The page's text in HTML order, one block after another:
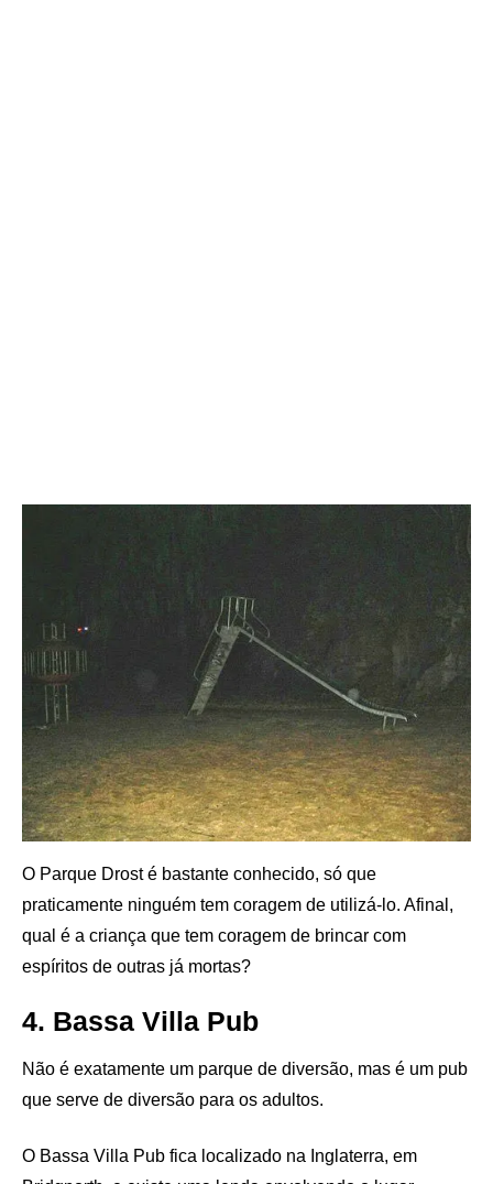
O Parque Drost é bastante conhecido, só que
praticamente ninguém tem coragem de utilizá-lo. Afinal,
qual é a criança que tem coragem de brincar com
espíritos de outras já mortas?
4. ​Bassa Villa Pub
Não é exatamente um parque de diversão, mas é um pub
que serve de diversão para os adultos.
O Bassa Villa Pub fica localizado na Inglaterra, em